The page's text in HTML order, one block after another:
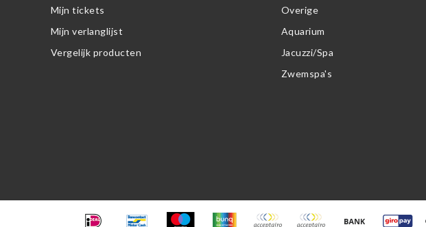
Mijn tickets
Mijn verlanglijst
Vergelijk producten
Overige
Aquarium
Jacuzzi/Spa
Zwemspa's